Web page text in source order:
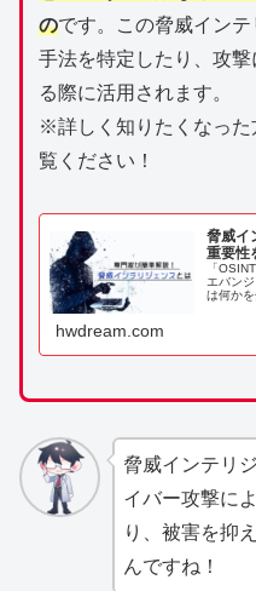
のです。この脅威イン
手法を特定したり、攻
る際に活用されます。
※詳しく知りたくなった
覧ください！
脅威イ
重要性
「
エバン
は何か
や専門
hwdream.com
脅威インテリ
イバー攻撃に
り、被害を抑
んですね！